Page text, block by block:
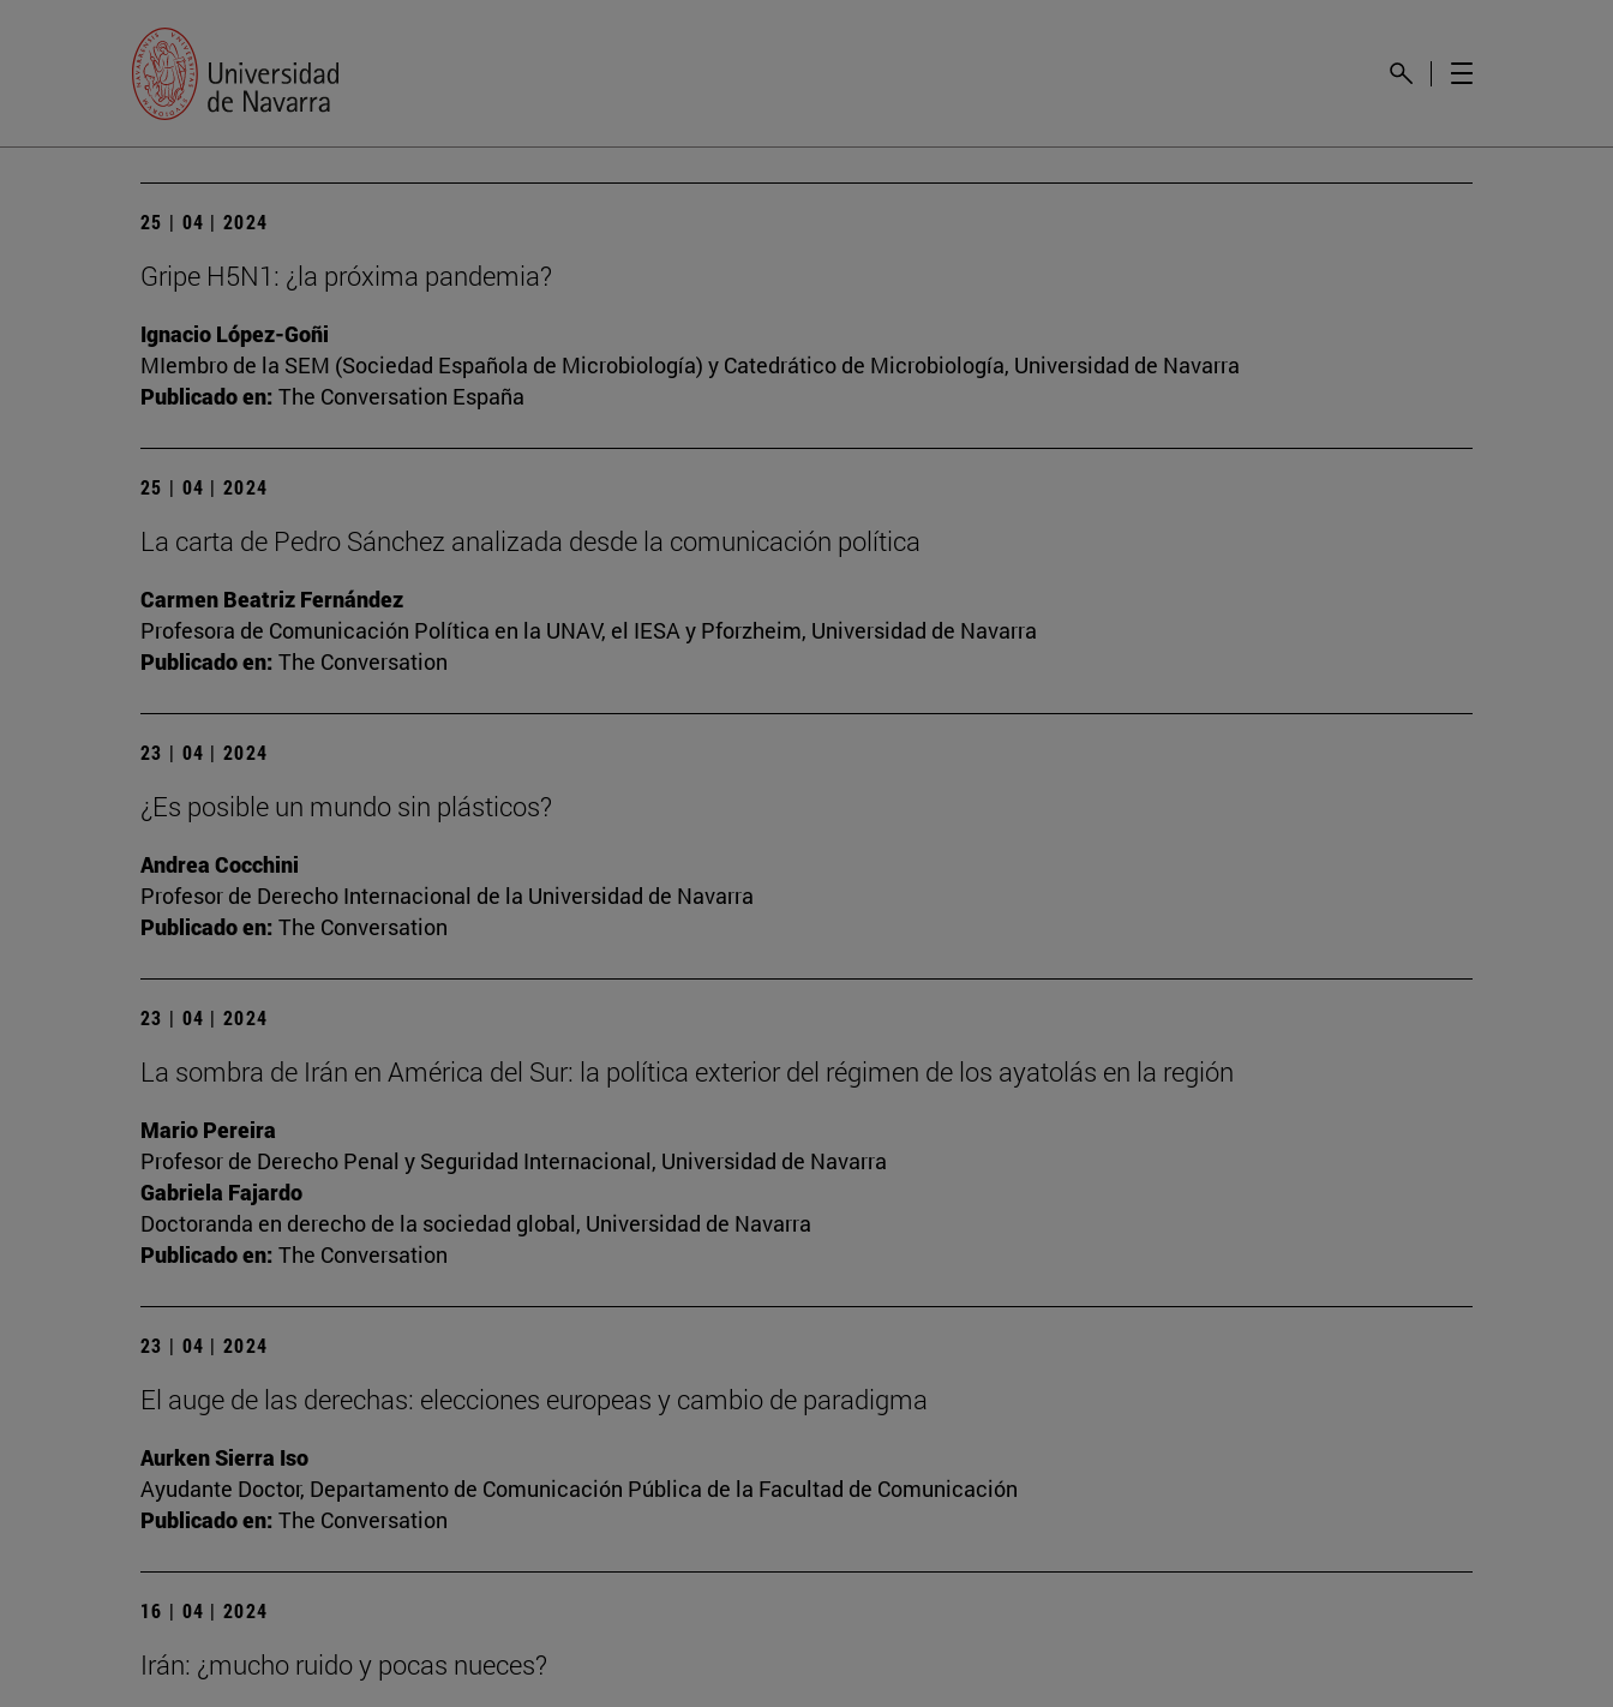
25 | 04 | 2024
Gripe H5N1: ¿la próxima pandemia?
Ignacio López-Goñi
MIembro de la SEM (Sociedad Española de Microbiología) y Catedrático de Microbiología, Universidad de Navarra
Publicado en: The Conversation España
25 | 04 | 2024
La carta de Pedro Sánchez analizada desde la comunicación política
Carmen Beatriz Fernández
Profesora de Comunicación Política en la UNAV, el IESA y Pforzheim, Universidad de Navarra
Publicado en: The Conversation
23 | 04 | 2024
¿Es posible un mundo sin plásticos?
Andrea Cocchini
Profesor de Derecho Internacional de la Universidad de Navarra
Publicado en: The Conversation
23 | 04 | 2024
La sombra de Irán en América del Sur: la política exterior del régimen de los ayatolás en la región
Mario Pereira
Profesor de Derecho Penal y Seguridad Internacional, Universidad de Navarra
Gabriela Fajardo
Doctoranda en derecho de la sociedad global, Universidad de Navarra
Publicado en: The Conversation
23 | 04 | 2024
El auge de las derechas: elecciones europeas y cambio de paradigma
Aurken Sierra Iso
Ayudante Doctor, Departamento de Comunicación Pública de la Facultad de Comunicación
Publicado en: The Conversation
16 | 04 | 2024
Irán: ¿mucho ruido y pocas nueces?